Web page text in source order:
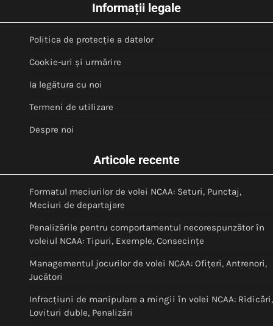
Informații legale
Politica de protecție a datelor
Cookie-uri și urmărire
Ia legătura cu noi
Termeni de utilizare
Despre noi
Articole recente
Formatul meciurilor de volei NCAA: Seturi, Punctaj,
Meciuri de departajare
Penalizările pentru comportamentul necorespunzător în
voleiul NCAA: Tipuri, Exemple, Consecințe
Managementul jocurilor de volei NCAA: Ofițeri, Antrenori,
Jucători
Infracțiuni de manipulare a mingii în volei NCAA: Ridicări,
Lovituri duble, Penalizări